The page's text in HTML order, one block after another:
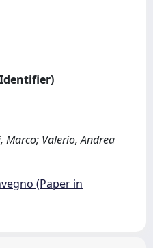
Identifier)
Marco; Valerio, Andrea
(Paper in